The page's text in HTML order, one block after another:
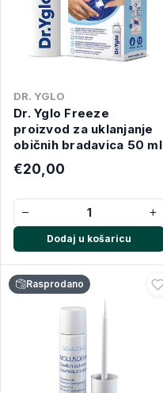
DR. YGLO
Dr. Yglo Freeze
proizvod za uklanjanje
običnih bradavica 50 ml
€20,00
− +
Dodaj u košaricu
Rasprodano